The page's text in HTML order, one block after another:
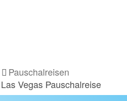
Pauschalreisen
Las Vegas Pauschalreise